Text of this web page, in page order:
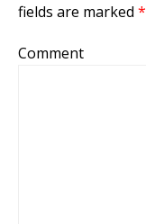
fields are marked *
Comment